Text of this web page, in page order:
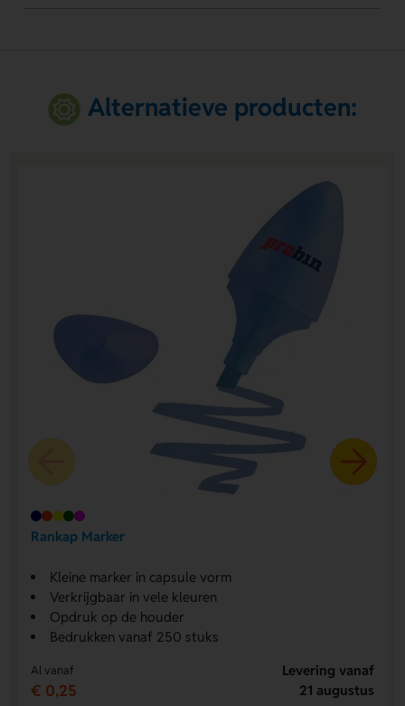
Alternatieve producten:
Rankap Marker
Kleine marker in capsule vorm
Verkrijgbaar in vele kleuren
Opdruk op de houder
Bedrukken vanaf 250 stuks
Al vanaf
€ 0,25
Levering vanaf
21 augustus